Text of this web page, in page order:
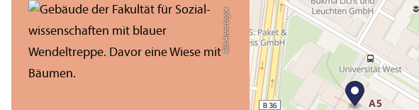
Bild: Anna Logue